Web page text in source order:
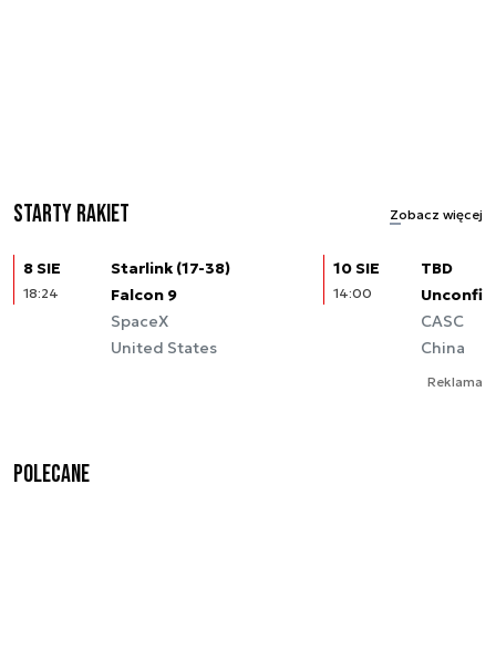
Starty rakiet Zobacz więcej
8 SIE
18:24
Starlink (17-38)
Falcon 9
SpaceX
United States
10 SIE
14:00
TBD
CASC
China
Reklama
Polecane